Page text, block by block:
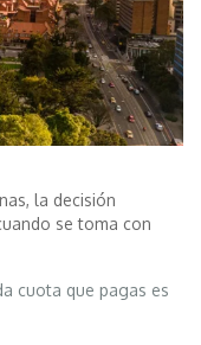
la decisión
se toma con
cuota que pagas es